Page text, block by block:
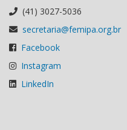
(41) 3027-5036
secretaria@femipa.org.br
Facebook
Instagram
LinkedIn